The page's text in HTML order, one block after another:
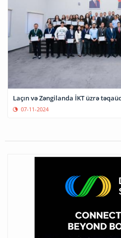
Laçın və Zəngilanda İKT üzrə
07-11-2024